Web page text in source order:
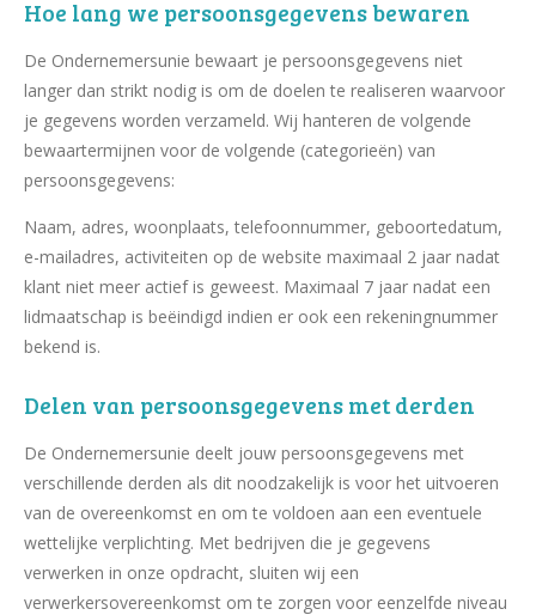
Hoe lang we persoonsgegevens bewaren
De Ondernemersunie bewaart je persoonsgegevens niet
langer dan strikt nodig is om de doelen te realiseren waarvoor
je gegevens worden verzameld. Wij hanteren de volgende
bewaartermijnen voor de volgende (categorieën) van
persoonsgegevens:
Naam, adres, woonplaats, telefoonnummer, geboortedatum,
e-mailadres, activiteiten op de website maximaal 2 jaar nadat
klant niet meer actief is geweest. Maximaal 7 jaar nadat een
lidmaatschap is beëindigd indien er ook een rekeningnummer
bekend is.
Delen van persoonsgegevens met derden
De Ondernemersunie deelt jouw persoonsgegevens met
verschillende derden als dit noodzakelijk is voor het uitvoeren
van de overeenkomst en om te voldoen aan een eventuele
wettelijke verplichting. Met bedrijven die je gegevens
verwerken in onze opdracht, sluiten wij een
verwerkersovereenkomst om te zorgen voor eenzelfde niveau